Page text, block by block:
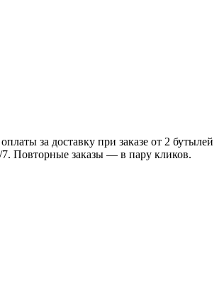
за доставку при заказе от 2 бутылей
7. Повторные заказы — в пару кликов.